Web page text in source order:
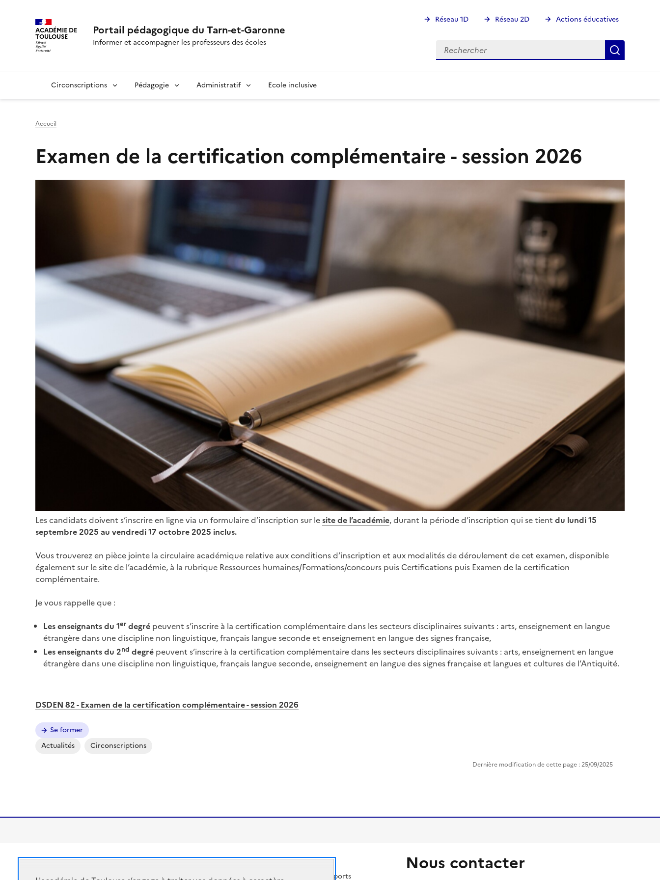
ACADÉMIE DE
TOULOUSE Portail pédagogique du Tarn-et-Garonne
Informer et accompagner les professeurs des écoles
Réseau 1D Réseau 2D Actions éducatives
Rechercher
Rechercher
Circonscriptions Pédagogie Administratif Ecole inclusive
Accueil
Examen de la certification complémentaire - session 2026
Les candidats doivent s’inscrire en ligne via un formulaire d’inscription sur lesite de l’académie, durant la période d’inscription qui se tient du lundi 15
septembre 2025 au vendredi 17 octobre 2025 inclus.
Vous trouverez en pièce jointe la circulaire académique relative aux conditions d’inscription et aux modalités de déroulement de cet examen, disponible
également sur le site de l’académie, à la rubrique Ressources humaines/Formations/concours puis Certifications puis Examen de la certification
complémentaire.
Je vous rappelle que :
Les enseignants du 1er degré peuvent s’inscrire à la certification complémentaire dans les secteurs disciplinaires suivants : arts, enseignement en langue
étrangère dans une discipline non linguistique, français langue seconde et enseignement en langue des signes française,
Les enseignants du 2nd degré peuvent s’inscrire à la certification complémentaire dans les secteurs disciplinaires suivants : arts, enseignement en langue
étrangère dans une discipline non linguistique, français langue seconde, enseignement en langue des signes française et langues et cultures de l’Antiquité.
DSDEN 82 - Examen de la certification complémentaire - session 2026
Se former
Actualités
Circonscriptions
Dernière modification de cette page : 25/09/2025
Académie de Toulouse
Ministère de l'éducation nationale, de la jeunesse et des sports
Nous contacter